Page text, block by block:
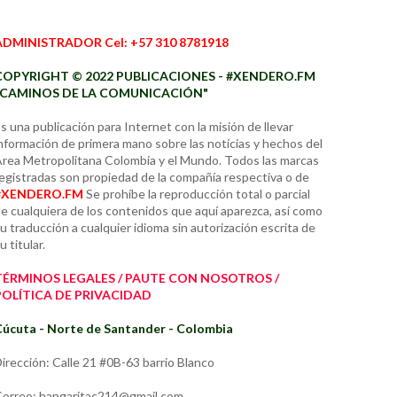
Cel: +57 310 8781918
© 2022 PUBLICACIONES - #XENDERO.FM
DE LA COMUNICACIÓN"
una publicación para Internet con la misión de llevar
de primera mano sobre las noticias y hechos del
Metropolitana Colombia y el Mundo. Todos las marcas
son propiedad de la compañía respectiva o de
Se prohíbe la reproducción total o parcial
cualquiera de los contenidos que aquí aparezca, así como
traducción a cualquier idioma sin autorización escrita de
titular.
LEGALES / PAUTE CON NOSOTROS /
DE PRIVACIDAD
- Norte de Santander - Colombia
Calle 21 #0B-63 barrio Blanco